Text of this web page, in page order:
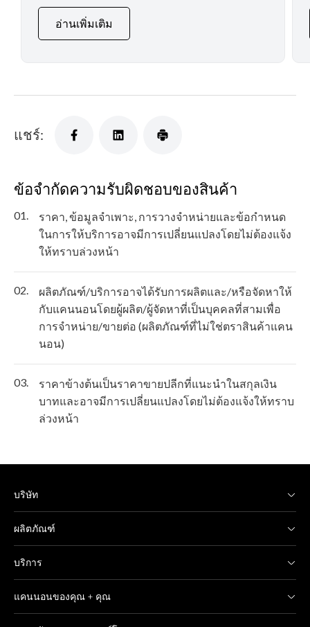
อ่านเพิ่มเติม
แชร์:
ข้อจำกัดความรับผิดชอบของสินค้า
01.
ราคา, ข้อมูลจำเพาะ, การวางจำหน่ายและข้อกำหนด
ในการให้บริการอาจมีการเปลี่ยนแปลงโดยไม่ต้องแจ้ง
ให้ทราบล่วงหน้า
02.
ผลิตภัณฑ์/บริการอาจได้รับการผลิตและ/หรือจัดหาให้
กับแคนนอนโดยผู้ผลิต/ผู้จัดหาที่เป็นบุคคลที่สามเพื่อ
การจำหน่าย/ขายต่อ (ผลิตภัณฑ์ที่ไม่ใช่ตราสินค้าแคน
นอน)
03.
ราคาข้างต้นเป็นราคาขายปลีกที่แนะนำในสกุลเงิน
บาทและอาจมีการเปลี่ยนแปลงโดยไม่ต้องแจ้งให้ทราบ
ล่วงหน้า
บริษัท
ผลิตภัณฑ์
บริการ
แคนนอนของคุณ + คุณ